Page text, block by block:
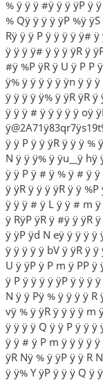
% ÿ ÿ ÿ #ÿ ÿ ÿ ÿP ÿ
% Qÿ ÿ ÿ ÿ ÿP %ÿ
Rÿ ÿ ÿ P ÿ ÿ ÿ ÿ ÿ#
ÿ ÿ ÿ ÿ# ÿ ÿ ÿ ÿR ÿ
#ÿ %P ÿR ÿ U ÿ P P
ÿ% ÿ ÿ ÿ ÿ ÿ ÿn ÿ ÿ
ÿ ÿ ÿ ÿ ÿ% ÿ ÿR ÿR
ÿ ÿ ÿ # ÿ ÿ ÿ ÿ ÿ oÿ
ÿ ÿ P ÿ ÿ ÿR ÿ ÿ ÿ %
N ÿ ÿ ÿ% ÿ ÿu__ÿ
ÿ ÿ P ÿ # ÿ % ÿ # ÿ
ÿ ÿR ÿ ÿ ÿ ÿR ÿ ÿ
ÿ ÿ ÿ # ÿ L ÿ ÿ # m ÿ
ÿ RÿP ÿR ÿ #ÿ ÿ ÿR
ÿ ÿP ÿd N eÿ ÿ ÿ ÿ ÿ
ÿ ÿ ÿ ÿ ÿ bV ÿ ÿR ÿ ÿ
U ÿ ÿP ÿ P m ÿ PP ÿ
ÿ P ÿ ÿ ÿ ÿ ÿP ÿ ÿ ÿ
N ÿ ÿ Pÿ % ÿ ÿ ÿ ÿ
vÿ % ÿ ÿR ÿ ÿ ÿ ÿ m
ÿ ÿ ÿ ÿ Q ÿ ÿ P ÿ ÿ ÿ
ÿ ÿ # ÿ P m ÿ ÿ ÿ ÿ ÿ
ÿR Nÿ % ÿ ÿP ÿ ÿ R
ÿ ÿ% Y ÿP ÿ ÿ ÿ Q ÿ